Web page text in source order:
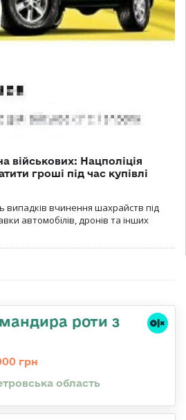
військових: Нацполіція
гроші під час купівлі
випадків вчинення шахрайств під
автомобілів, дронів та інших
роти з
грн
область